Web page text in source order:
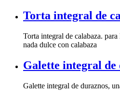
Torta integral de
Torta integral de calabaza.
nada dulce con calabaza
Galette integral de
Galette integral de duraznos,